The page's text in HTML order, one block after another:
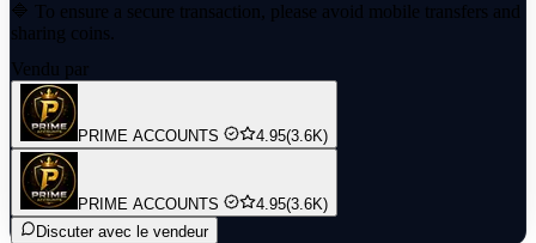
🔷 To ensure a secure transaction, please avoid mobile transfers and
sharing coins.
🔷 We guarantee safe delivery; however, please use this service at
your own discretion.
🔷 Need assistance? Our support team is available online 24/7 to
help you!
Vendu par
PRIME ACCOUNTS 4.95(3.6K)
PRIME ACCOUNTS 4.95(3.6K)
Discuter avec le vendeur